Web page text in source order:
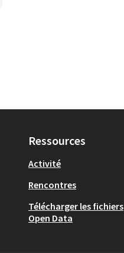
Ressources
Activité
Rencontres
Télécharger les fichiers
Open Data